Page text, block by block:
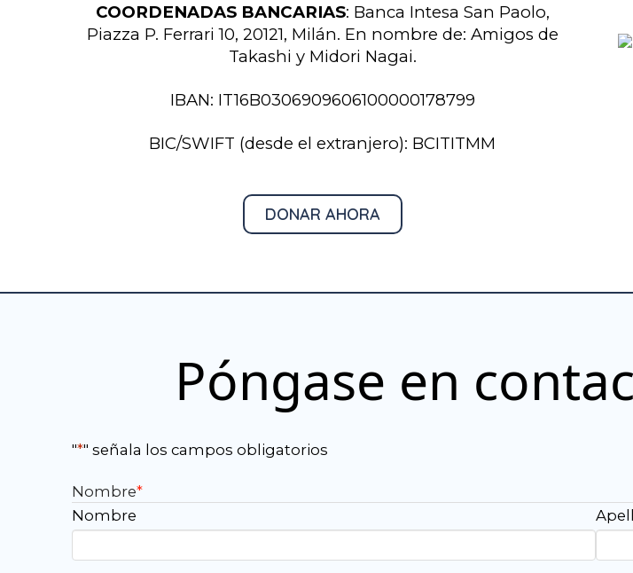
COORDENADAS BANCARIAS: Banca Intesa San Paolo,
Piazza P. Ferrari 10, 20121, Milán. En nombre de: Amigos de
Takashi y Midori Nagai.
IBAN: IT16B0306909606100000178799
BIC/SWIFT (desde el extranjero): BCITITMM
DONAR AHORA
Póngase en
"*" señala los campos obligatorios
Nombre*
Nombre